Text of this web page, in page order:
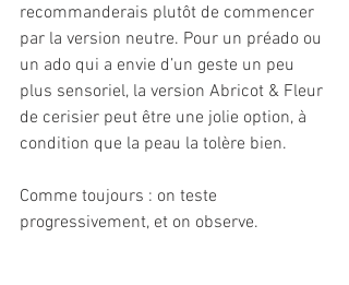
recommanderais plutôt de commencer
par la version neutre. Pour un préado ou
un ado qui a envie d’un geste un peu
plus sensoriel, la version Abricot & Fleur
de cerisier peut être une jolie option, à
condition que la peau la tolère bien.
Comme toujours : on teste
progressivement, et on observe.